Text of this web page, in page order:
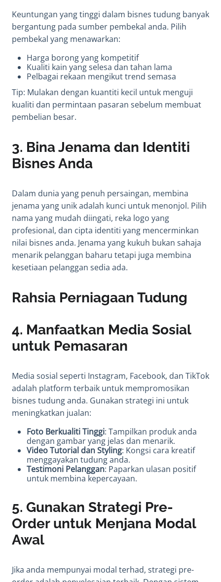
Keuntungan yang tinggi dalam bisnes tudung banyak
bergantung pada sumber pembekal anda. Pilih
pembekal yang menawarkan:
Harga borong yang kompetitif
Kualiti kain yang selesa dan tahan lama
Pelbagai rekaan mengikut trend semasa
Tip: Mulakan dengan kuantiti kecil untuk menguji
kualiti dan permintaan pasaran sebelum membuat
pembelian besar.
3. Bina Jenama dan Identiti
Bisnes Anda
Dalam dunia yang penuh persaingan, membina
jenama yang unik adalah kunci untuk menonjol. Pilih
nama yang mudah diingati, reka logo yang
profesional, dan cipta identiti yang mencerminkan
nilai bisnes anda. Jenama yang kukuh bukan sahaja
menarik pelanggan baharu tetapi juga membina
kesetiaan pelanggan sedia ada.
Rahsia Perniagaan Tudung
4. Manfaatkan Media Sosial
untuk Pemasaran
Media sosial seperti Instagram, Facebook, dan TikTok
adalah platform terbaik untuk mempromosikan
bisnes tudung anda. Gunakan strategi ini untuk
meningkatkan jualan:
Foto Berkualiti Tinggi: Tampilkan produk anda
dengan gambar yang jelas dan menarik.
Video Tutorial dan Styling: Kongsi cara kreatif
menggayakan tudung anda.
Testimoni Pelanggan: Paparkan ulasan positif
untuk membina kepercayaan.
5. Gunakan Strategi Pre-
Order untuk Menjana Modal
Awal
Jika anda mempunyai modal terhad, strategi pre-